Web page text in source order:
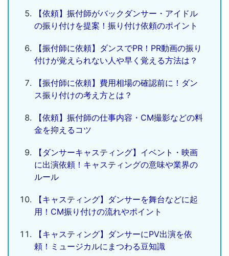
【依頼】振付師がバックダンサー・アイドル
の振り付けを提案！振り付け依頼のポイント
【振付師に依頼】ダンスでPR！PR動画の振り
付けが覚えられない人や早く覚える方法は？
【振付師に依頼】費用相場の確認前に！ダン
ス振り付けの考え方とは？
【依頼】振付師の仕事内容・CM撮影などの料
金を抑えるコツ
【ダンサーキャスティング】イベント・映画
に出演依頼！キャスティングの意味や業界の
ルール
【キャスティング】ダンサーを舞台などに起
用！CM振り付けの流れやポイント
【キャスティング】ダンサーにPV出演を依
頼！ミュージカルにまつわる豆知識